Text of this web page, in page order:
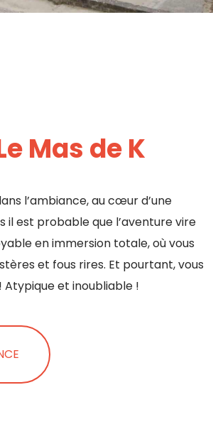
Mas de K
l’ambiance, au cœur d’une
est probable que l’aventure vire
en immersion totale, où vous
et fous rires. Et pourtant, vous
et inoubliable !